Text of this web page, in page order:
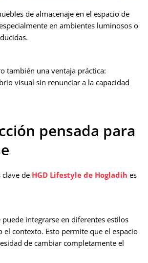
de almacenaje en el espacio de
en ambientes luminosos o
también una ventaja práctica:
visual sin renunciar a la capacidad
pensada para
de HGD Lifestyle de Hogladih es
integrarse en diferentes estilos
el contexto. Esto permite que el espacio
de cambiar completamente el